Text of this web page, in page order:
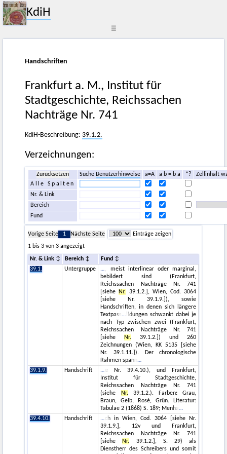
KdiH
☰
Handschriften
Frankfurt a. M., Institut für
Stadtgeschichte, Reichssachen
Nachträge Nr. 741
KdiH-Beschreibung: 39.1.2.
Verzeichnungen:
Zurücksetzen Suche Benutzerhinweise a=A a b = b a *?
Zellinhalt
Alle Spalten
Nr. & Link
Bereich
Fund
Vorige Seite 1 Nächste Seite
Einträge zeigen
1 bis 3 von 3 angezeigt
Nr. & Link Bereich
Fund
39.1.
Untergruppe
, meist interlinear oder marginal,
bebildert sind (Frankfurt,
Reichssachen Nachträge Nr. 741
[siehe Nr. 39.1.2.], Wien, Cod. 3064
[siehe Nr. 39.1.9.]), sowie
Handschriften, in denen sich längere
Textpass
ildungen schwankt dabei je
nach Typ zwischen zwei (Frankfurt,
Reichssachen Nachträge Nr. 741
[siehe Nr. 39.1.2.]) und 260
Zeichnungen (Wien, KK 5135 [siehe
Nr. 39.1.11.]). Der chronologische
Rahmen spann
39.1.9.
Handschrift
e Nr. 39.4.10.), und Frankfurt,
Institut für Stadtgeschichte,
Reichssachen Nachträge Nr. 741
(siehe
Nr.39.1.2.). Farben: Grau,
Braun, Gelb, Rosé, Grün. Literatur:
Tabulae 2 (1868) S. 189; Menha
39.4.10.
Handschrift
ch in Wien, Cod. 3064 [siehe Nr.
39.1.9.], 12v und Frankfurt,
Reichssachen Nachträge Nr. 741
[siehe Nr. 39.1.2.], S. 29) als
Dienstherr des Schreibers und somit